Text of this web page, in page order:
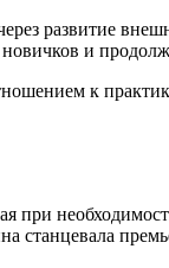
развитие
новичков и
к